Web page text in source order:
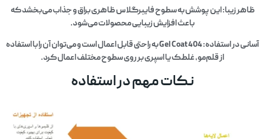
ظاهر زیبا: این پوشش به سطوح فایبرگلاس ظاهری براق و جذاب می‌بخشد که
باعث افزایش زیبایی محصولات می‌شود.
آسانی در استفاده: Gel Coat 404 به راحتی قابل اعمال است و می‌توان آن را با استفاده
از قلم‌مو، غلطک یا اسپری بر روی سطوح مختلف اعمال کرد.
نکات مهم در استفاده